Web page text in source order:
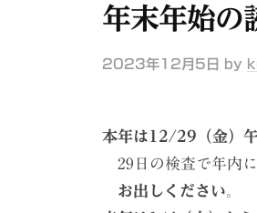
ュ
ケ
シ
ョ
ン
年末年始の
2023年12月5日 by
本年は12/29（金）
29日の検査で年内に
お出しください。
）